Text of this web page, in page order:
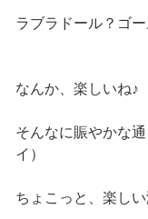
ラブラドール？ゴ
なんか、楽しいね♪
そんなに賑やかな
イ）
ちょこっと、楽し